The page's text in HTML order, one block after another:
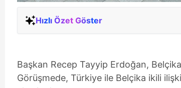
Hızlı Özet Göster
Başkan Recep Tayyip Erdoğan,
Görüşmede, Türkiye ile Belçika ikili